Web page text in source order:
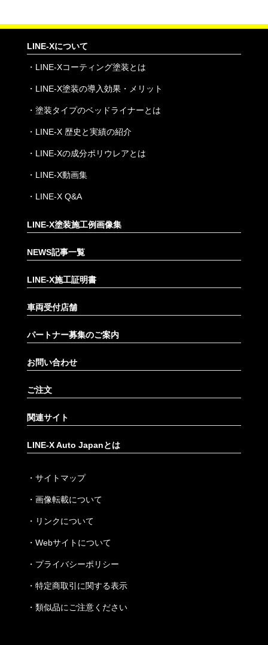
LINE-Xについて
・ LINE-Xコーティング塗装とは
・ LINE-X塗装の導入効果・メリット
・ 塗装タイプのベッドライナーとは
・ LINE-X 歴史と実績の紹介
・ LINE-Xの成分ポリウレアとは
・ LINE-X動画集
・ LINE-X Q&A
LINE-X塗装施工例画像集
NEWS記事一覧
LINE-X施工証明書
車両受付店舗
パートナー募集のご案内
お問い合わせ
ご注文
関連サイト
LINE-X Auto Japanとは
・ サイトマップ
・ 画像転載について
・ リンクについて
・ Webサイトについて
・ プライバシーポリシー
・ 特定商取引に関する表示
・ 類似品にご注意ください